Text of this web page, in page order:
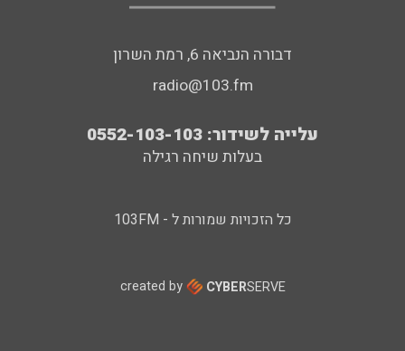
דבורה הנביאה 6, רמת השרון
radio@103.fm
עלייה לשידור: 0552-103-103
בעלות שיחה רגילה
כל הזכויות שמורות ל - 103FM
created by CYBERSERVE